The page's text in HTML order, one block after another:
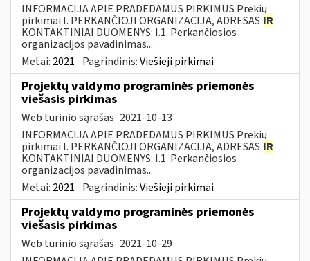
INFORMACIJA APIE PRADEDAMUS PIRKIMUS Prekių
pirkimai I. PERKANČIOJI ORGANIZACIJA, ADRESAS IR
KONTAKTINIAI DUOMENYS: I.1. Perkančiosios
organizacijos pavadinimas...
Metai: 2021 Pagrindinis:Viešieji pirkimai
Projektų valdymo programinės priemonės
viešasis pirkimas
Web turinio sąrašas 2021-10-13
INFORMACIJA APIE PRADEDAMUS PIRKIMUS Prekių
pirkimai I. PERKANČIOJI ORGANIZACIJA, ADRESAS IR
KONTAKTINIAI DUOMENYS: I.1. Perkančiosios
organizacijos pavadinimas...
Metai: 2021 Pagrindinis:Viešieji pirkimai
Projektų valdymo programinės priemonės
viešasis pirkimas
Web turinio sąrašas 2021-10-29